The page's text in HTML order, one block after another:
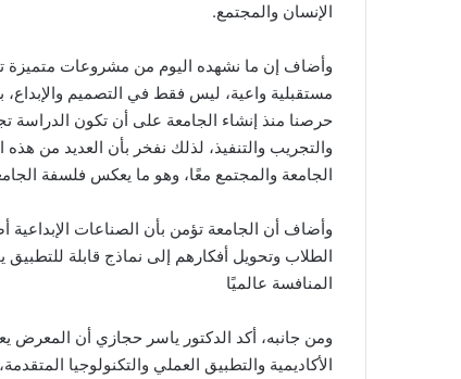
الإنسان والمجتمع.
وأضاف إن ما نشهده اليوم من مشروعات متميزة
مستقبلية واعية، ليس فقط في التصميم والإبداع،
حرصنا منذ إنشاء الجامعة على أن تكون الدراسة
والتجريب والتنفيذ، لذلك نفخر بأن العديد من
الجامعة والمجتمع معًا، وهو ما يعكس فلسفة
وأضاف أن الجامعة تؤمن بأن الصناعات الإبداعية
الطلاب وتحويل أفكارهم إلى نماذج قابلة
المنافسة عالميًا
ومن جانبه، أكد الدكتور ياسر حجازي أن
الأكاديمية والتطبيق العملي والتكنولوجيا